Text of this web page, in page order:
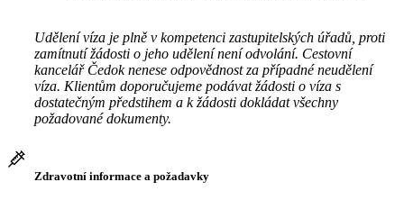
Udělení víza je plně v kompetenci zastupitelských úřadů, proti
zamítnutí žádosti o jeho udělení není odvolání. Cestovní
kancelář Čedok nenese odpovědnost za případné neudělení
víza. Klientům doporučujeme podávat žádosti o víza s
dostatečným předstihem a k žádosti dokládat všechny
požadované dokumenty.
Zdravotní informace a požadavky